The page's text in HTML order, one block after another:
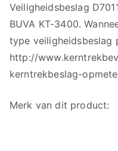
Veiligheidsbeslag
BUVA KT-3400.
type veiligheidsbeslag
http://
kerntrekbeslag-
Merk van dit product: